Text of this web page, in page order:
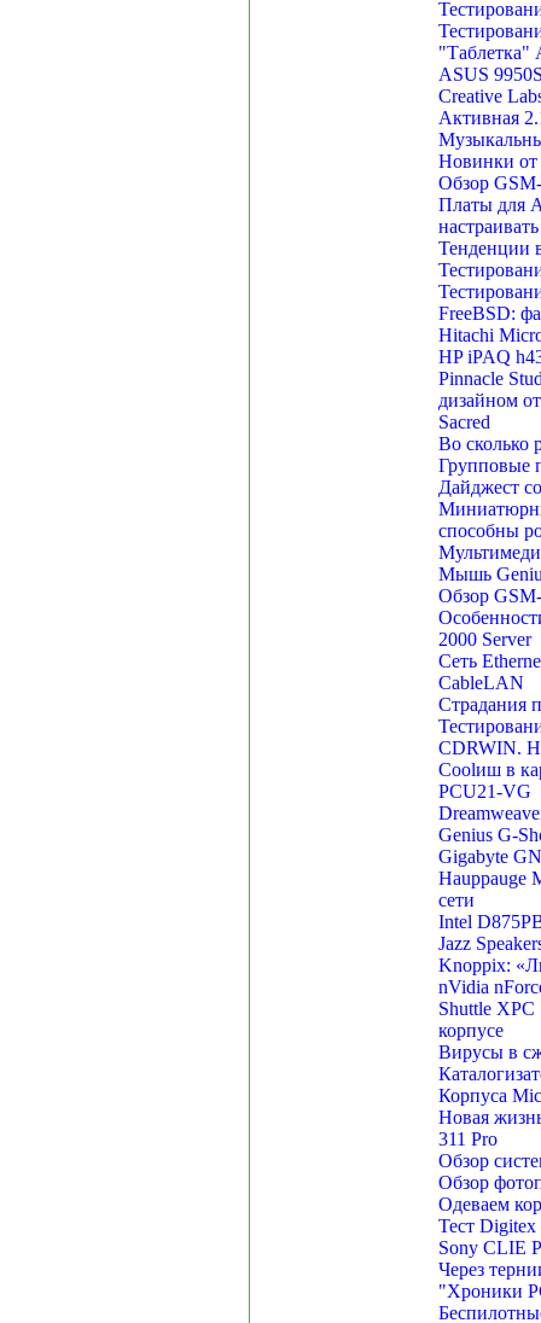
"Таблетка"
ASUS
Creative
Активная
Новинки от
Обзор
Платы для
Тенденции
FreeBSD:
Hitachi
HP iPAQ
Pinnacle
дизайном
Sacred
Во сколько
Групповые
Дайджест
способны
Мышь
Обзор
2000 Server
Сеть
CableLAN
Страдания
CDRWIN.
Coolиш в
PCU21-VG
Genius G-
Gigabyte
Hauppauge
сети
Intel
Jazz
Knoppix:
nVidia
Shuttle
корпусе
Вирусы в
Корпуса
Новая
311 Pro
Обзор
Обзор
Одеваем
Тест Digitex
Sony CLIE
Через
"Хроники